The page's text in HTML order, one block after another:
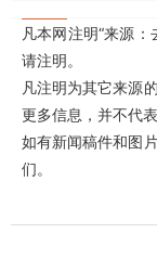
凡本网注明“来源
请注明。
凡注明为其它来源
更多信息，并不代
如有新闻稿件和图
们。